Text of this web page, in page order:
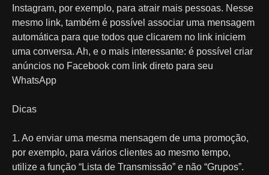
Instagram, por exemplo, para atrair mais pessoas. Nesse
mesmo link, também é possível associar uma mensagem
automática para que todos que clicarem no link iniciem
uma conversa. Ah, e o mais interessante: é possível criar
anúncios no Facebook com link direto para seu
WhatsApp
Dicas
1. Ao enviar uma mesma mensagem de uma promoção,
por exemplo, para vários clientes ao mesmo tempo,
utilize a função “Lista de Transmissão” e não “Grupos”.